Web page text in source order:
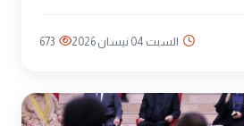
السبت 04 نيسان 2026 673